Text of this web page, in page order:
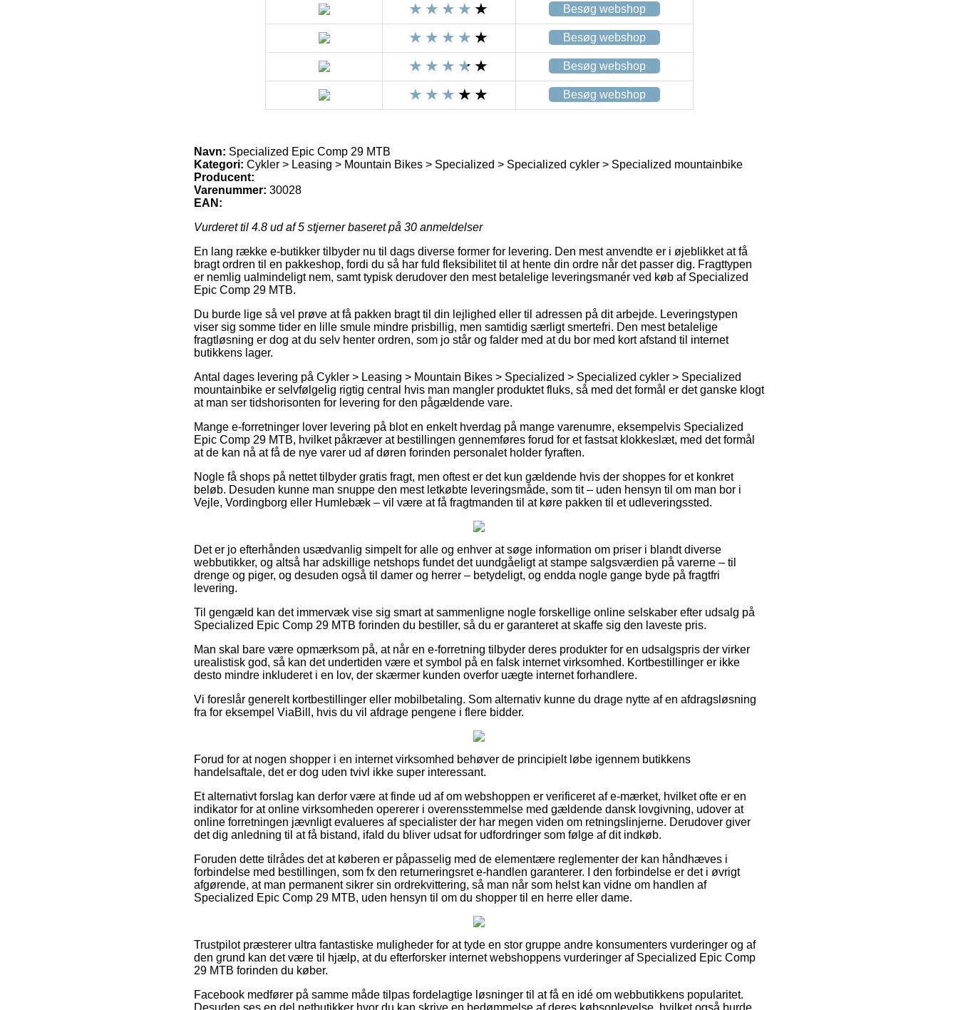
Besøg webshop
Besøg webshop
Besøg webshop
Besøg webshop
Navn: Specialized Epic Comp 29 MTB
Kategori: Cykler > Leasing > Mountain Bikes > Specialized > Specialized cykler > Specialized mountainbike
Producent:
Varenummer: 30028
EAN:
Vurderet til 4.8 ud af 5 stjerner baseret på 30 anmeldelser
En lang række e-butikker tilbyder nu til dags diverse former for levering. Den mest anvendte er i øjeblikket at få
bragt ordren til en pakkeshop, fordi du så har fuld fleksibilitet til at hente din ordre når det passer dig. Fragttypen
er nemlig ualmindeligt nem, samt typisk derudover den mest betalelige leveringsmanér ved køb af Specialized
Epic Comp 29 MTB.
Du burde lige så vel prøve at få pakken bragt til din lejlighed eller til adressen på dit arbejde. Leveringstypen
viser sig somme tider en lille smule mindre prisbillig, men samtidig særligt smertefri. Den mest betalelige
fragtløsning er dog at du selv henter ordren, som jo står og falder med at du bor med kort afstand til internet
butikkens lager.
Antal dages levering på Cykler > Leasing > Mountain Bikes > Specialized > Specialized cykler > Specialized
mountainbike er selvfølgelig rigtig central hvis man mangler produktet fluks, så med det formål er det ganske klogt
at man ser tidshorisonten for levering for den pågældende vare.
Mange e-forretninger lover levering på blot en enkelt hverdag på mange varenumre, eksempelvis Specialized
Epic Comp 29 MTB, hvilket påkræver at bestillingen gennemføres forud for et fastsat klokkeslæt, med det formål
at de kan nå at få de nye varer ud af døren forinden personalet holder fyraften.
Nogle få shops på nettet tilbyder gratis fragt, men oftest er det kun gældende hvis der shoppes for et konkret
beløb. Desuden kunne man snuppe den mest letkøbte leveringsmåde, som tit – uden hensyn til om man bor i
Vejle, Vordingborg eller Humlebæk – vil være at få fragtmanden til at køre pakken til et udleveringssted.
Det er jo efterhånden usædvanlig simpelt for alle og enhver at søge information om priser i blandt diverse
webbutikker, og altså har adskillige netshops fundet det uundgåeligt at stampe salgsværdien på varerne – til
drenge og piger, og desuden også til damer og herrer – betydeligt, og endda nogle gange byde på fragtfri
levering.
Til gengæld kan det immervæk vise sig smart at sammenligne nogle forskellige online selskaber efter udsalg på
Specialized Epic Comp 29 MTB forinden du bestiller, så du er garanteret at skaffe sig den laveste pris.
Man skal bare være opmærksom på, at når en e-forretning tilbyder deres produkter for en udsalgspris der virker
urealistisk god, så kan det undertiden være et symbol på en falsk internet virksomhed. Kortbestillinger er ikke
desto mindre inkluderet i en lov, der skærmer kunden overfor uægte internet forhandlere.
Vi foreslår generelt kortbestillinger eller mobilbetaling. Som alternativ kunne du drage nytte af en afdragsløsning
fra for eksempel ViaBill, hvis du vil afdrage pengene i flere bidder.
Forud for at nogen shopper i en internet virksomhed behøver de principielt løbe igennem butikkens
handelsaftale, det er dog uden tvivl ikke super interessant.
Et alternativt forslag kan derfor være at finde ud af om webshoppen er verificeret af e-mærket, hvilket ofte er en
indikator for at online virksomheden opererer i overensstemmelse med gældende dansk lovgivning, udover at
online forretningen jævnligt evalueres af specialister der har megen viden om retningslinjerne. Derudover giver
det dig anledning til at få bistand, ifald du bliver udsat for udfordringer som følge af dit indkøb.
Foruden dette tilrådes det at køberen er påpasselig med de elementære reglementer der kan håndhæves i
forbindelse med bestillingen, som fx den returneringsret e-handlen garanterer. I den forbindelse er det i øvrigt
afgørende, at man permanent sikrer sin ordrekvittering, så man når som helst kan vidne om handlen af
Specialized Epic Comp 29 MTB, uden hensyn til om du shopper til en herre eller dame.
Trustpilot præsterer ultra fantastiske muligheder for at tyde en stor gruppe andre konsumenters vurderinger og af
den grund kan det være til hjælp, at du efterforsker internet webshoppens vurderinger af Specialized Epic Comp
29 MTB forinden du køber.
Facebook medfører på samme måde tilpas fordelagtige løsninger til at få en idé om webbutikkens popularitet.
Desuden ses en del netbutikker hvor du kan skrive en bedømmelse af deres købsoplevelse, hvilket også burde